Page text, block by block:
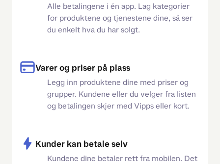
Alle betalingene i én app. Lag kategorier
for produktene og tjenestene dine, så ser
du enkelt hva du har solgt.
Varer og priser på plass
Legg inn produktene dine med priser og
grupper. Kundene eller du velger fra listen
og betalingen skjer med Vipps eller kort.
Kunder kan betale selv
Kundene dine betaler rett fra mobilen. Det